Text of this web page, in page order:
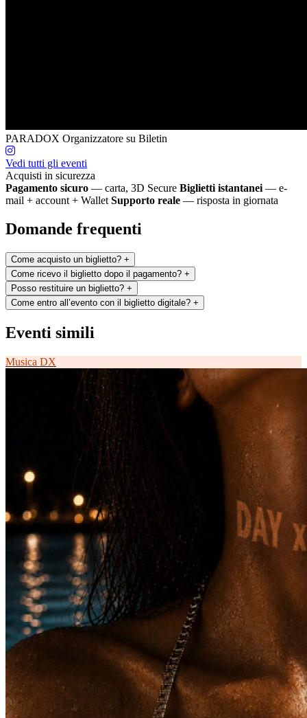
PARADOX Organizzatore su Biletin
Vedi tutti gli eventi
Acquisti in sicurezza
Pagamento sicuro — carta, 3D Secure Biglietti istantanei — e-
mail + account + Wallet Supporto reale — risposta in giornata
Domande frequenti
Come acquisto un biglietto? +
Come ricevo il biglietto dopo il pagamento? +
Posso restituire un biglietto? +
Come entro all’evento con il biglietto digitale? +
Eventi simili
Musica DX